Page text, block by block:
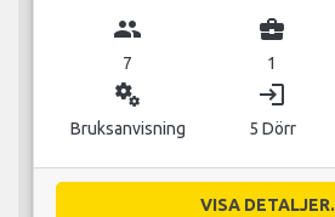
group
7
business_center
1
miscellaneous_services
Bruksanvisning
login
5 Dörr
VISA